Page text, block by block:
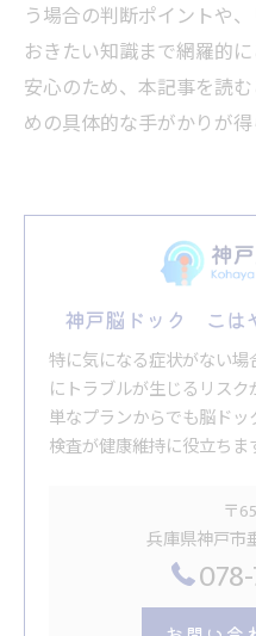
う場合の判断ポイントや
おきたい知識まで網羅的
安心のため、本記事を読
めの具体的な手がかりが得
神戸脳ドック こは
特に気になる症状がない
にトラブルが生じるリス
単なプランからでも脳ド
検査が健康維持に役立ちま
〒
兵庫県神戸市